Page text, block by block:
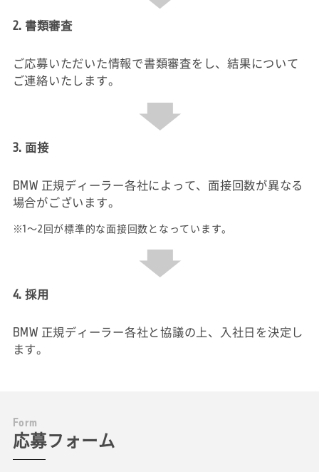
2. 書類審査
ご応募いただいた情報で書類審査をし、結果について
ご連絡いたします。
3. 面接
BMW 正規ディーラー各社によって、面接回数が異なる
場合がございます。
※1～2回が標準的な面接回数となっています。
4. 採用
BMW 正規ディーラー各社と協議の上、入社日を決定し
ます。
Form
応募フォーム